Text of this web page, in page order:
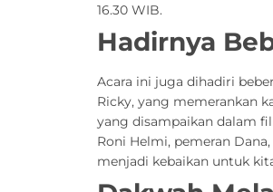
16.30 WIB.
Hadirnya
Acara ini juga dihadiri
Ricky, yang memerankan
yang disampaikan dalam
Roni Helmi, pemeran
menjadi kebaikan untuk